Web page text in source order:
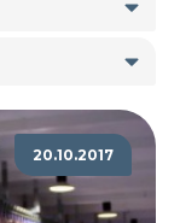
20.10.2017